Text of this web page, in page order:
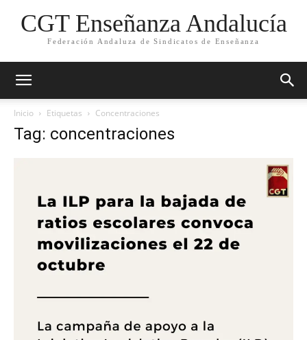
CGT Enseñanza Andalucía
Federación Andaluza de Sindicatos de Enseñanza
Inicio Etiquetas Concentraciones
Tag: concentraciones